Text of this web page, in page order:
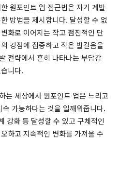
원포인트 업 접근법은 자기 계발
방법을 제시합니다. 달성할 수 없
화로 이어지는 작고 점진적인 단
강점에 집중하고 작은 발걸음을
전략에서 흔히 나타나는 부담감
니다.
는 세상에서 원포인트 업은 느리고
가능하다는 것을 일깨워줍니다.
강화 등 달성할 수 있고 구체적인
하고 지속적인 변화를 가져올 수